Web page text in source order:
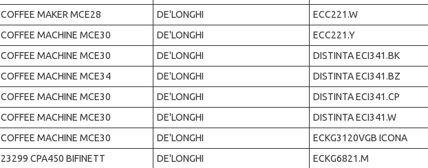
COFFEE MAKER MCE28 DE'LONGHI
ECC221.W
COFFEE MACHINE MCE30 DE'LONGHI
ECC221.Y
COFFEE MACHINE MCE30 DE'LONGHI
DISTINTA ECI341.BK
COFFEE MACHINE MCE34 DE'LONGHI
DISTINTA ECI341.BZ
COFFEE MACHINE MCE30 DE'LONGHI
DISTINTA ECI341.CP
COFFEE MACHINE MCE30 DE'LONGHI
DISTINTA ECI341.W
COFFEE MACHINE MCE30 DE'LONGHI
ECKG3120VGB ICONA
23299 CPA450 BIFINETT DE'LONGHI
ECKG6821.M